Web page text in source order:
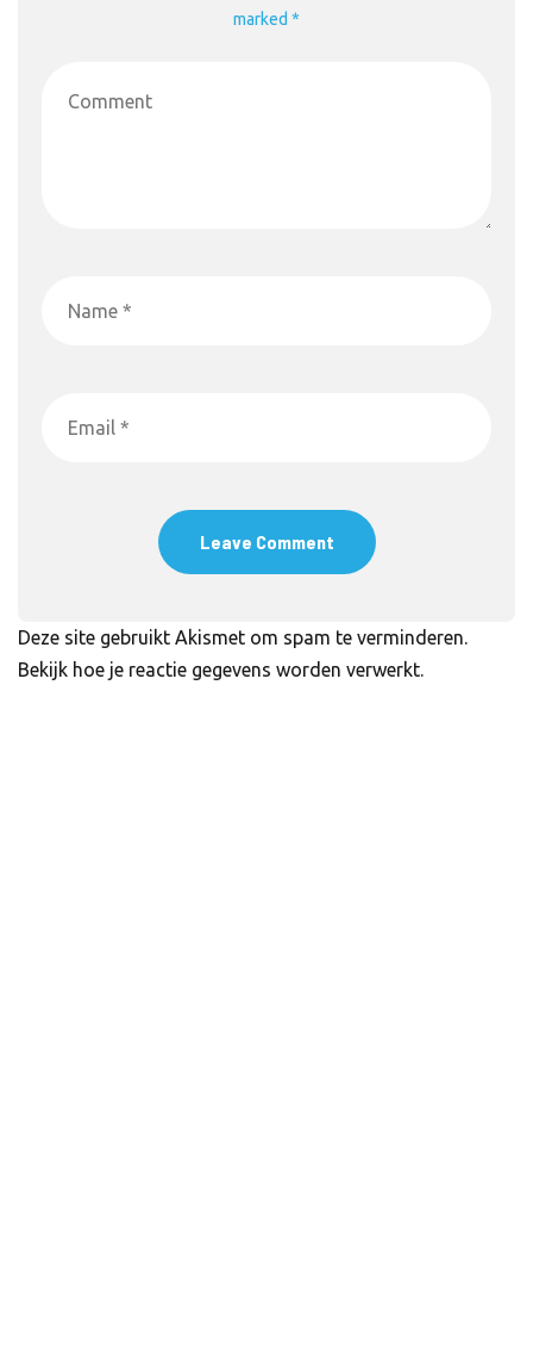
marked *
Deze site gebruikt Akismet om spam te verminderen.
Bekijk hoe je reactie gegevens worden verwerkt.